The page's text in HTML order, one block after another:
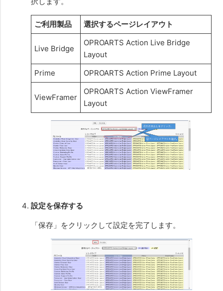
ご利用製品 選択するページレイアウト
Live Bridge
OPROARTS Action Live Bridge
Layout
Prime
OPROARTS Action Prime Layout
ViewFramer
OPROARTS Action ViewFramer
Layout
設定を保存する
「保存」をクリックして設定を完了します。